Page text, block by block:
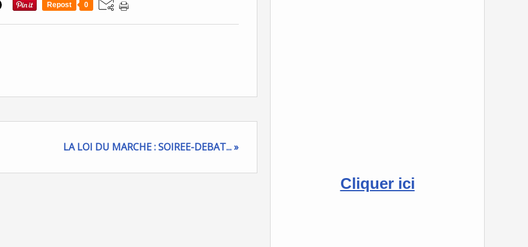
Cliquer ici
Repost 0
LA LOI DU MARCHE : SOIREE-DEBAT... »